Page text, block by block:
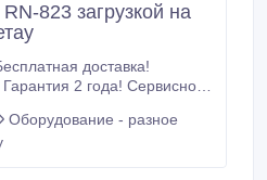
823 загрузкой на
доставка!
2 года! Сервисное
Оборудование - разное